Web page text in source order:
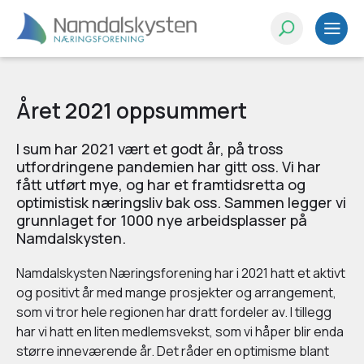
Året 2021 oppsummert
I sum har 2021 vært et godt år, på tross
utfordringene pandemien har gitt oss. Vi har
fått utført mye, og har et framtidsretta og
optimistisk næringsliv bak oss. Sammen legger vi
grunnlaget for 1000 nye arbeidsplasser på
Namdalskysten.
Namdalskysten Næringsforening har i 2021 hatt et aktivt
og positivt år med mange prosjekter og arrangement,
som vi tror hele regionen har dratt fordeler av. I tillegg
har vi hatt en liten medlemsvekst, som vi håper blir enda
større inneværende år. Det råder en optimisme blant